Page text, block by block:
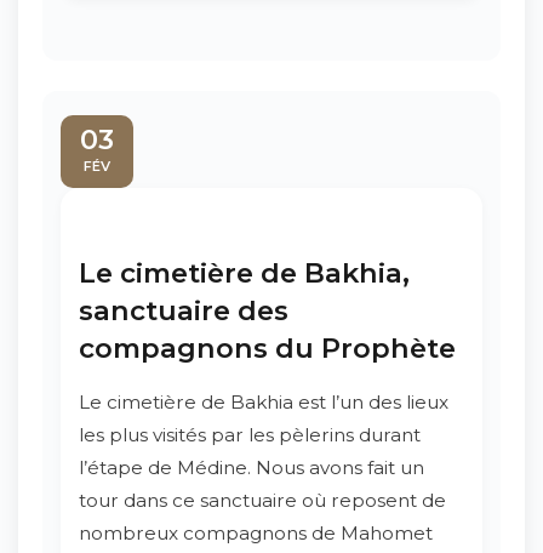
03
FÉV
Le cimetière de Bakhia,
sanctuaire des
compagnons du Prophète
Le cimetière de Bakhia est l’un des lieux
les plus visités par les pèlerins durant
l’étape de Médine. Nous avons fait un
tour dans ce sanctuaire où reposent de
nombreux compagnons de Mahomet